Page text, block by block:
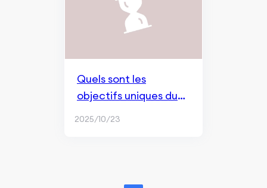
Quels sont les
objectifs uniques du
2025/10/23